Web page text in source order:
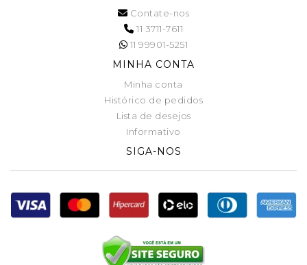
Contate-nos
11 3711-7611
11 99901-5251
MINHA CONTA
Minha conta
Histórico de pedidos
Lista de desejos
Informativo
SIGA-NOS